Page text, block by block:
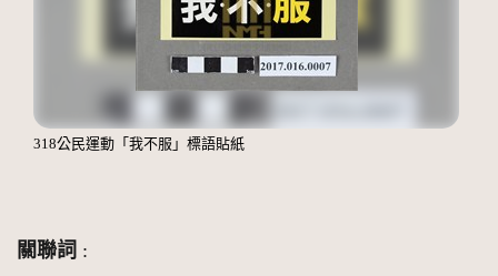
318公民運動「我不服」標語貼紙
關聯詞 :